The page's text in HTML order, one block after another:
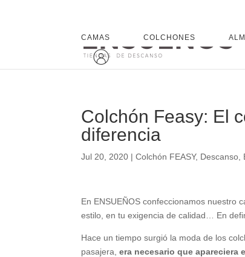
CAMAS COLCHONES
Colchón Feasy: El
diferencia
Jul 20, 2020 |Colchón FEASY, Descanso
En ENSUEÑOS confeccionamos nuestro
estilo, en tu exigencia de calidad… En
Hace un tiempo surgió la moda de los
pasajera,era necesario que apareciera